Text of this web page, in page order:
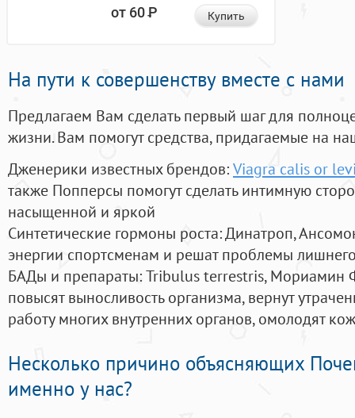
от 60Р Купить
На пути к совершенству вместе с нами
Предлагаем Вам сделать первый шаг для
жизни. Вам помогут средства, придагаемые на
Дженерики известных брендов:Viagra calis or
также Попперсы помогут сделать интимную
насыщенной и яркой
Синтетические гормоны роста: Динатроп,
энергии спортсменам и решат проблемы
БАДы и препараты:Tribulus terrestris, Мориамин
повысят выносливость организма, вернут
работу многих внутренних органов, омолодят
Несколько причино объясняющих
именно у нас?